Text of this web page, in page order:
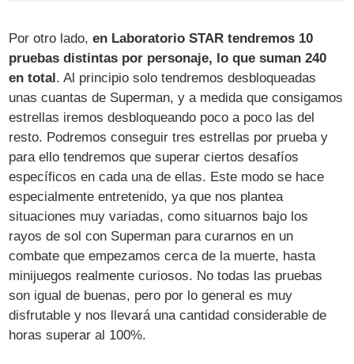
Por otro lado,en Laboratorio STAR tendremos 10
pruebas distintas por personaje, lo que suman 240
en total. Al principio solo tendremos desbloqueadas
unas cuantas de Superman, y a medida que consigamos
estrellas iremos desbloqueando poco a poco las del
resto. Podremos conseguir tres estrellas por prueba y
para ello tendremos que superar ciertos desafíos
específicos en cada una de ellas. Este modo se hace
especialmente entretenido, ya que nos plantea
situaciones muy variadas, como situarnos bajo los
rayos de sol con Superman para curarnos en un
combate que empezamos cerca de la muerte, hasta
minijuegos realmente curiosos. No todas las pruebas
son igual de buenas, pero por lo general es muy
disfrutable y nos llevará una cantidad considerable de
horas superar al 100%.